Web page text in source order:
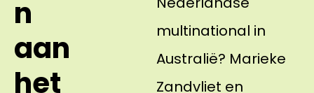
n
aan
het
multinational in
Australië? Marieke
Zandvliet en